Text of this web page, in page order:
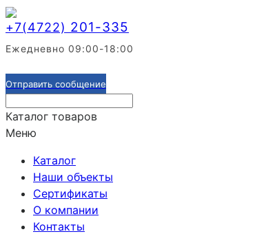
+7(4722) 201-335
Ежедневно 09:00-18:00
Отправить сообщение
Каталог товаров
Меню
Каталог
Наши объекты
Сертификаты
О компании
Контакты